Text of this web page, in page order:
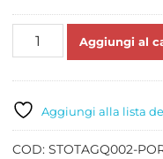
TARTELLETTA
GR
200
quantità
Aggiungi al
Aggiungi alla lista
COD: STOTAGQ002-